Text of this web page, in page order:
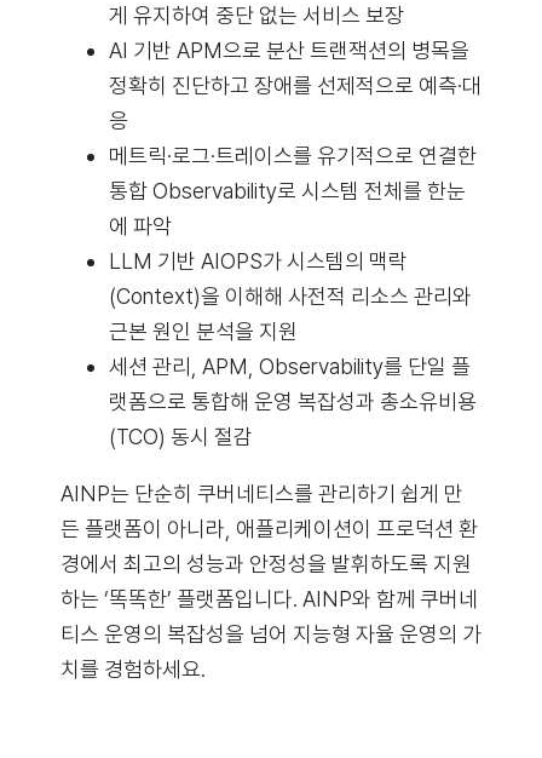
게 유지하여 중단 없는 서비스 보장
AI 기반 APM으로 분산 트랜잭션의 병목을
정확히 진단하고 장애를 선제적으로 예측·대
응
메트릭·로그·트레이스를 유기적으로 연결한
통합 Observability로 시스템 전체를 한눈
에 파악
LLM 기반 AIOPS가 시스템의 맥락
(Context)을 이해해 사전적 리소스 관리와
근본 원인 분석을 지원
세션 관리, APM, Observability를 단일 플
랫폼으로 통합해 운영 복잡성과 총소유비용
(TCO) 동시 절감
AINP는 단순히 쿠버네티스를 관리하기 쉽게 만
든 플랫폼이 아니라, 애플리케이션이 프로덕션 환
경에서 최고의 성능과 안정성을 발휘하도록 지원
하는 ‘똑똑한’ 플랫폼입니다. AINP와 함께 쿠버네
티스 운영의 복잡성을 넘어 지능형 자율 운영의 가
치를 경험하세요.